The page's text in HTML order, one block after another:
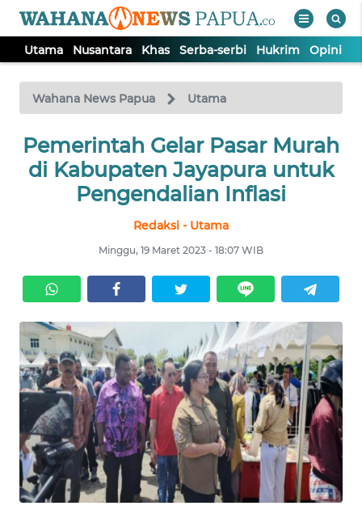
Utama Nusantara Khas Serba-serbi Hukrim Opini
Wahana News Papua Utama
Pemerintah Gelar Pasar Murah
di Kabupaten Jayapura untuk
Pengendalian Inflasi
Redaksi - Utama
Minggu, 19 Maret 2023 - 18:07 WIB
TV
Tutup
UTAMA
NUSANTARA
SERBA-
SERBI
HUKRIM
OPINI
PERISTIWA
Informasi